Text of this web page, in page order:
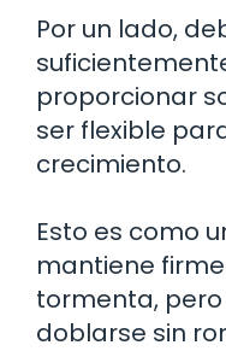
Por un lado,
proporcionar
ser flexible
crecimiento.
Esto es como
mantiene
tormenta,
doblarse sin